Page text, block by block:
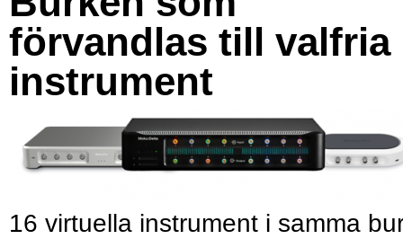
förvandlas till valfria
instrument
16 virtuella instrument i samma